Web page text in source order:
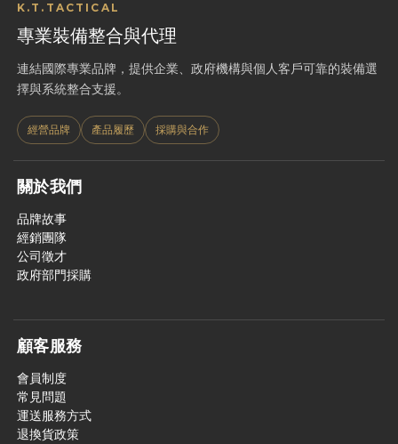
K.T.TACTICAL
專業裝備整合與代理
連結國際專業品牌，提供企業、政府機構與個人客戶可靠的裝備選
擇與系統整合支援。
經營品牌 產品履歷 採購與合作
關於我們
品牌故事
經銷團隊
公司徵才
政府部門採購
顧客服務
會員制度
常見問題
運送服務方式
退換貨政策